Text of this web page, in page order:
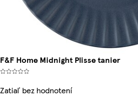
F&F Home Midnight Plisse tanier
Zatiaľ bez hodnotení